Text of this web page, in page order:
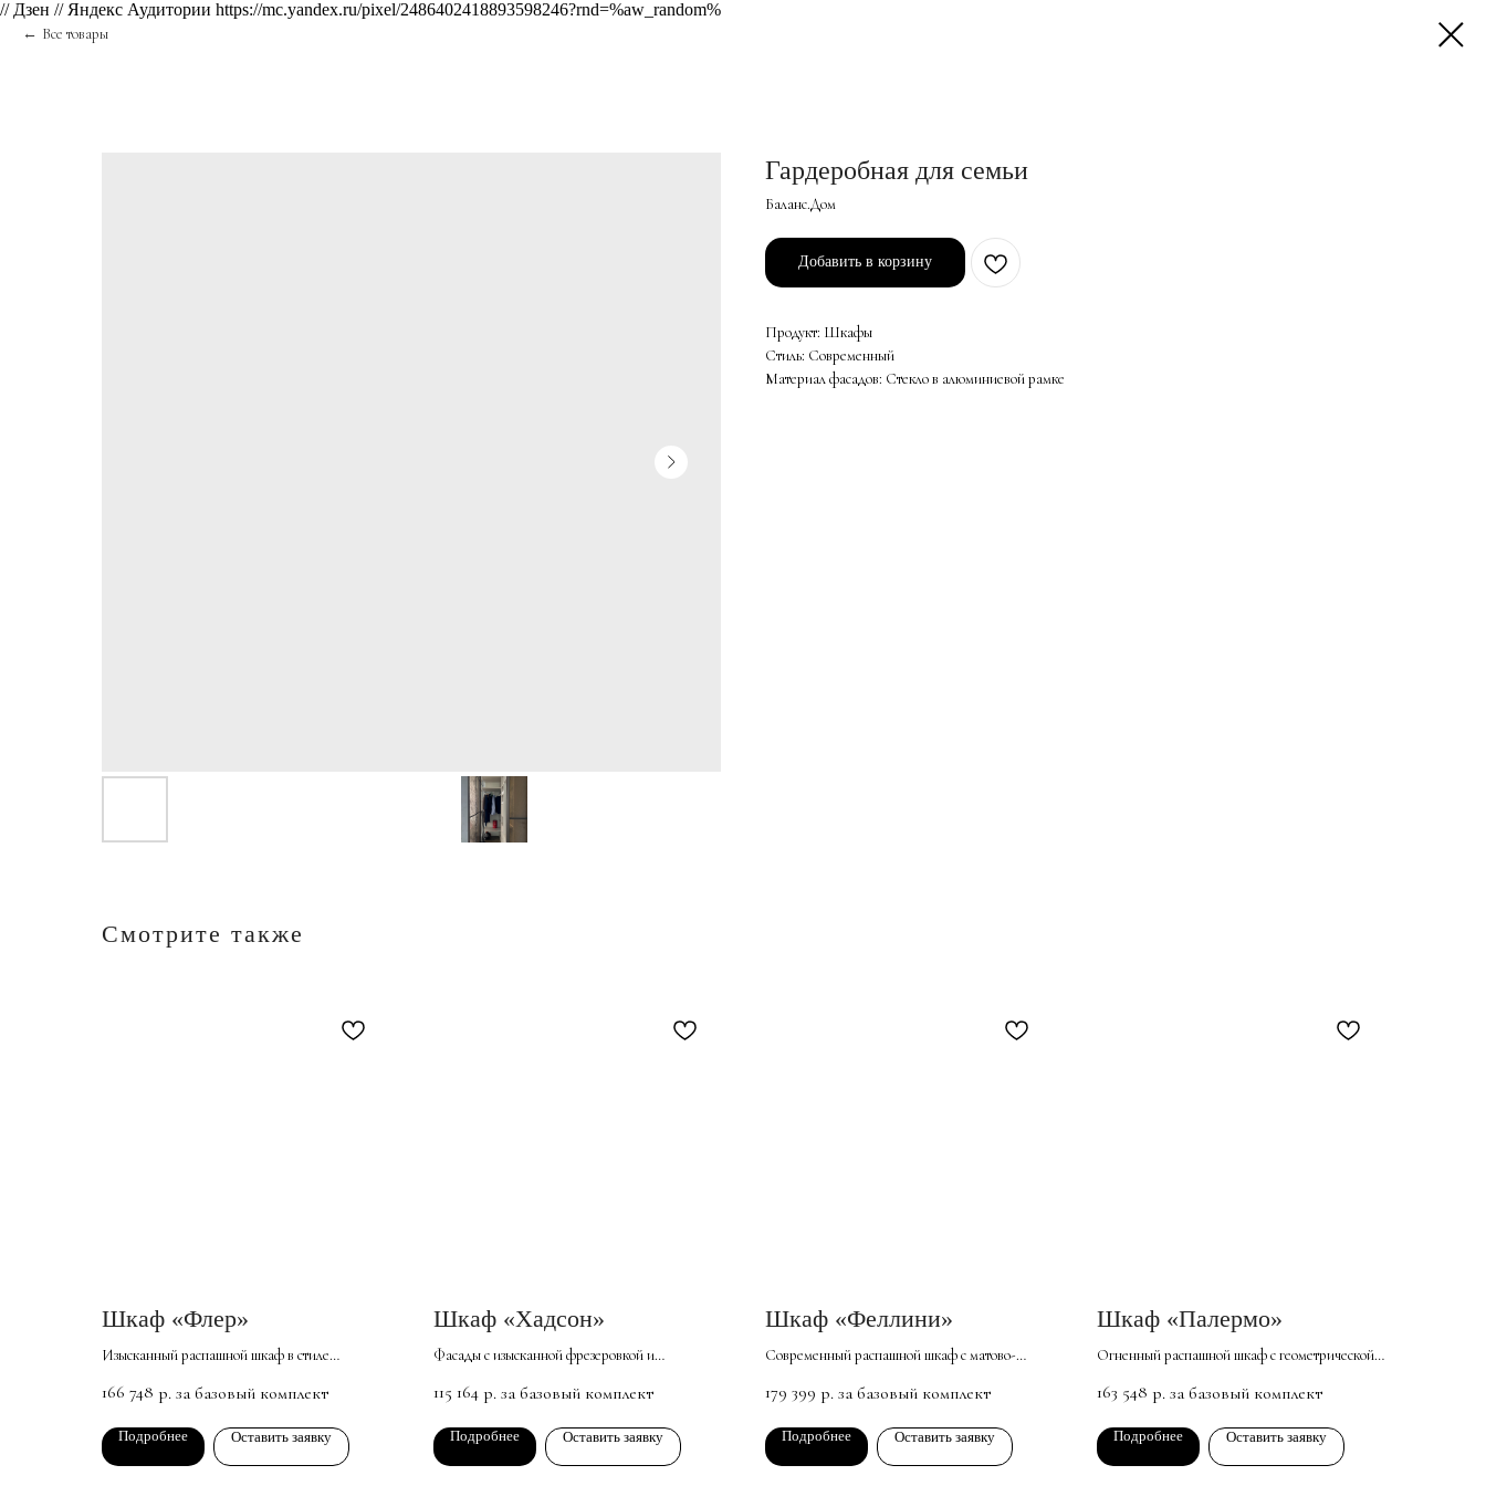
// Дзен // Яндекс Аудитории https://mc.yandex.ru/pixel/2486402418893598246?rnd=%aw_random%
Все товары
Гардеробная для семьи
Баланс.Дом
Добавить в корзину
Продукт: Шкафы
Стиль: Современный
Материал фасадов: Стекло в алюминиевой рамке
Смотрите также
Шкаф «Флер»
Изысканный распашной шкаф в стиле
аристократизма и природной простоты.
Универсален для любого интерьера — от
стандартных изделий до загородного дома.
166 748 р. за базовый комплект
Подробнее Оставить заявку
Шкаф «Хадсон»
Фасады с изысканной фрезеровкой и
пространство и наполняют комнату светом.
Изготовленный из высококачественных и
экологически чистых материалов, шкаф
оснащен множеством полок и отделений для
115 164 р. за базовый комплект
Подробнее Оставить заявку
Шкаф «Феллини»
Современный распашной шкаф с матово-
вместительный, он станет эффектным
элементом интерьера спальни, гостиной или
прихожей.
179 399 р. за базовый комплект
Подробнее Оставить заявку
Шкаф «Палермо»
Огненный распашной шкаф с геометрической
интерьеров и неоклассики сочетает
праздничный облик с практичностью и
вместительностью.
163 548 р. за базовый комплект
Подробнее Оставить заявку